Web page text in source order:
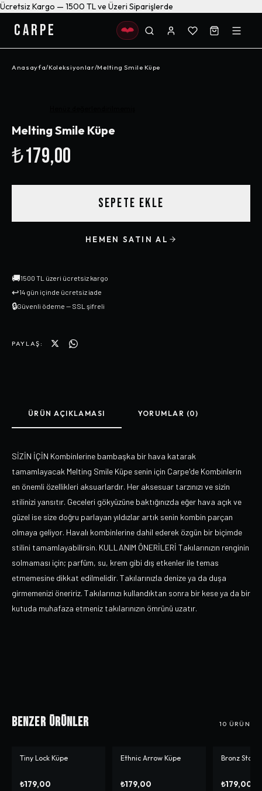
Ücretsiz Kargo — 1500 TL ve Üzeri Siparişlerde
CARPE
Anasayfa/Koleksiyonlar/Melting Smile Küpe
Melting Smile Küpe
₺179,00
SEPETE EKLE
HEMEN SATIN AL
🚚1500 TL üzeri ücretsiz kargo
↩14 gün içinde ücretsiz iade
🔒Güvenli ödeme — SSL şifreli
PAYLAŞ:
ÜRÜN AÇIKLAMASI YORUMLAR (0)
SİZİN İÇİN Kombinlerine bambaşka bir hava katarak
tamamlayacak Melting Smile Küpe senin için Carpe'de Kombinlerin
en önemli özellikleri aksuarlardır. Her aksesuar tarzınızı ve sizin
stilinizi yansıtır. Geceleri gökyüzüne baktığınızda eğer hava açık ve
güzel ise size doğru parlayan yıldızlar artık senin kombin parçan
olmaya geliyor. Havalı kombinlerine dahil ederek özgün bir biçimde
stilini tamamlayabilirsin. KULLANIM ÖNERİLERİ Takılarınızın renginin
solmaması için; parfüm, su, krem gibi dış etkenler ile temas
etmemesine dikkat edilmelidir. Takılarınızla denize ya da duşa
girmemenizi öneririz. Takılarınızı kullandıktan sonra bir kese ya da bir
kutuda muhafaza etmeniz takılarınızın ömrünü uzatır.
Benzer Ürünler 10 ÜRÜN
Tiny Lock Küpe
₺179,00
Ethnic Arrow Küpe
₺179,00
Bronz Star
₺179,00